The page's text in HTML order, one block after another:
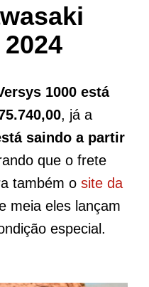
1000 está
, já a
saindo a partir
que o frete
também o site da
meia eles lançam
especial.